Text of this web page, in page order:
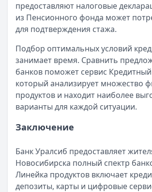
предоставляют налоговые
из Пенсионного фонда может
для подтверждения стажа.
Подбор оптимальных условий
занимает время. Сравнить
банков поможет сервис
который анализирует множество
продуктов и находит наиболее
варианты для каждой ситуации.
Заключение
Банк Уралсиб предоставляет
Новосибирска полный спектр
Линейка продуктов включает
депозиты, карты и цифровые